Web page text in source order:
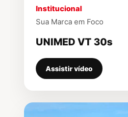
▶
Institucional
Sua Marca em Foco
UNIMED VT 30s
Assistir vídeo